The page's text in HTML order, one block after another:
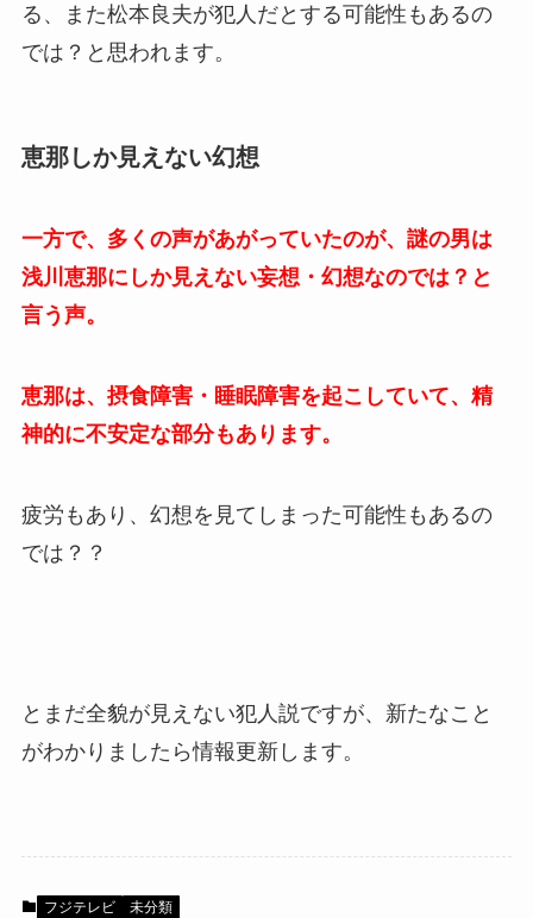
る、また松本良夫が犯人だとする可能性もあるの
では？と思われます。
恵那しか見えない幻想
一方で、多くの声があがっていたのが、謎の男は
浅川恵那にしか見えない妄想・幻想なのでは？と
言う声。
恵那は、摂食障害・睡眠障害を起こしていて、精
神的に不安定な部分もあります。
疲労もあり、幻想を見てしまった可能性もあるの
では？？
とまだ全貌が見えない犯人説ですが、新たなこと
がわかりましたら情報更新します。
フジテレビ 未分類